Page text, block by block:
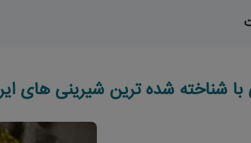
با شناخته شده ترین شیرینی های